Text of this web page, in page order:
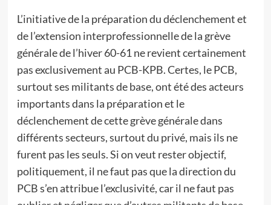
L’initiative de la préparation du déclenchement et
de l’extension interprofessionnelle de la grève
générale de l’hiver 60-61 ne revient certainement
pas exclusivement au PCB-KPB. Certes, le PCB,
surtout ses militants de base, ont été des acteurs
importants dans la préparation et le
déclenchement de cette grève générale dans
différents secteurs, surtout du privé, mais ils ne
furent pas les seuls. Si on veut rester objectif,
politiquement, il ne faut pas que la direction du
PCB s’en attribue l’exclusivité, car il ne faut pas